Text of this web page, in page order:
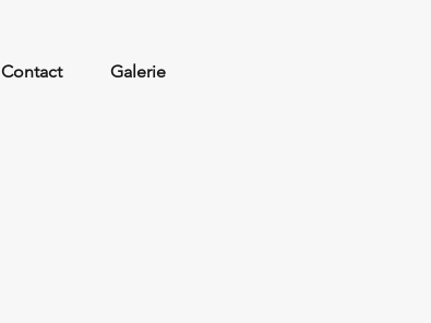
Contact Galerie